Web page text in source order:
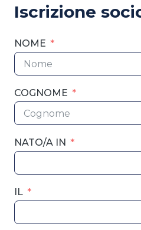
Iscrizione
NOME
COGNOME
NATO/A IN
IL